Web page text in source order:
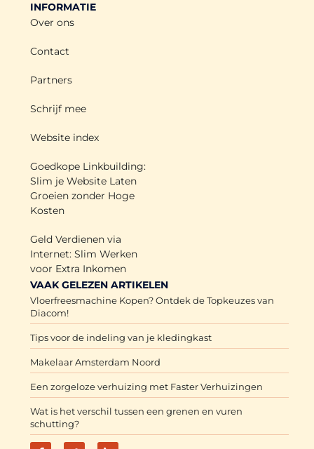
INFORMATIE
Over ons
Contact
Partners
Schrijf mee
Website index
Goedkope Linkbuilding:
Slim je Website Laten
Groeien zonder Hoge
Kosten
Geld Verdienen via
Internet: Slim Werken
voor Extra Inkomen
VAAK GELEZEN ARTIKELEN
Vloerfreesmachine Kopen? Ontdek de Topkeuzes van
Diacom!
Tips voor de indeling van je kledingkast
Makelaar Amsterdam Noord
Een zorgeloze verhuizing met Faster Verhuizingen
Wat is het verschil tussen een grenen en vuren
schutting?